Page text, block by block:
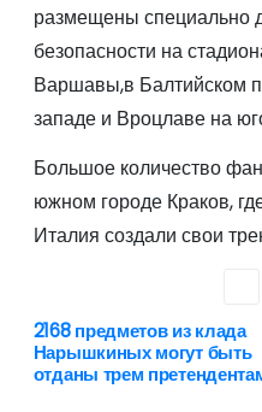
размещены специально
безопасности на
Варшавы,в Балтийском
западе и Вроцлаве на
Большое количество
южном городе Краков,
Италия создали свои
Н
а
2168 предметов из клада
Нарышкиных могут быть
отданы трем